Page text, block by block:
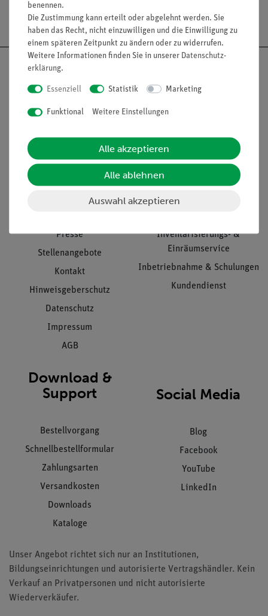
Versandkostenfrei ab 300,- €
Informationen
Unternehmen
Presse
Stellenangebote
Kontakt
Hinweisgeberschutz
Datenschutz
Impressum
AGB
Service
Übersicht Service
Inventarisierungs- &
Einräumservice
Inbetriebnahme & Schulungen
Kundendienst
Download &
Support
Bestellvorgang
Schnellbestellformular
Zahlungsarten
Versandkosten
Downloads
Kataloge
Social Media
Blog
Facebook
YouTube
LinkedIn
Unser Angebot richtet sich nur an Institutionen,
Bildungseinrichtungen und autorisierte Vertragshändler. Kein
Verkauf an Privatpersonen und nicht autorisierte
Wiederverkäufer.
benennen.
Die Zustimmung kann erteilt oder abgelehnt werden. Sie
haben das Recht, nicht einzuwilligen und die Einwilligung zu
einem späteren Zeitpunkt zu ändern oder zu widerrufen.
Weitere Informationen finden Sie in unserer Daten­schutz­
erklärung.
Essenziell Statistik Marketing
Funktional Weitere Einstellungen
Alle akzeptieren
Alle ablehnen
Auswahl akzeptieren